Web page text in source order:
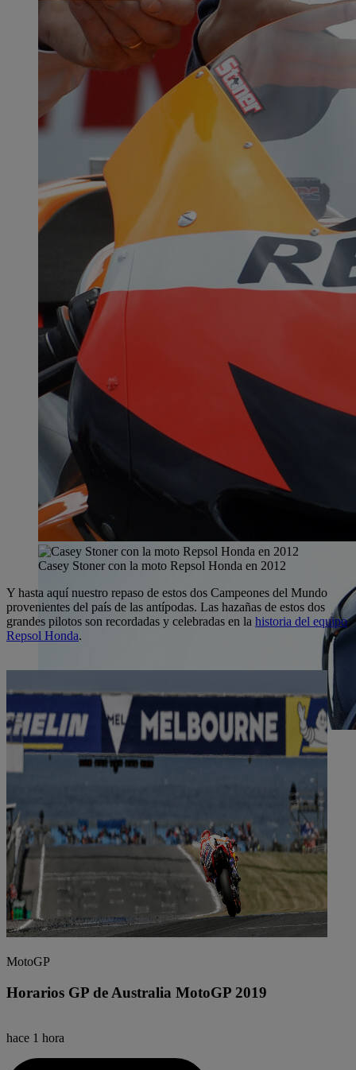
Casey Stoner con la moto Repsol Honda en 2012
Y hasta aquí nuestro repaso de estos dos Campeones del Mundo
provenientes del país de las antípodas. Las hazañas de estos dos
grandes pilotos son recordadas y celebradas en la historia del equipo
Repsol Honda.
MotoGP
Horarios GP de Australia MotoGP 2019
hace 1 hora